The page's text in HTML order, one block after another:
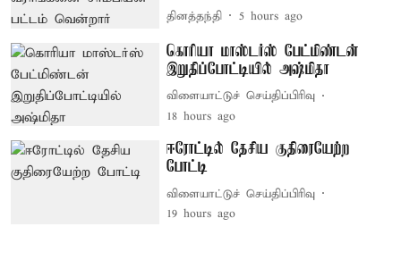
தினத்தந்தி 5 hours ago
கொரியா மாஸ்டர்ஸ் பேட்மிண்டன்
இறுதிப்போட்டியில் அஷ்மிதா
விளையாட்டுச் செய்திப்பிரிவு
18 hours ago
ஈரோட்டில் தேசிய குதிரையேற்ற
போட்டி
விளையாட்டுச் செய்திப்பிரிவு
19 hours ago